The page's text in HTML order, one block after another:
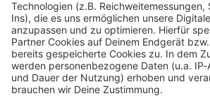
Kontaktformular
Sprachnachricht